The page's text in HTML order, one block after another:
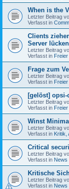
When is the
Letzter Beitrag
Verfasst in
Clients
Server
Letzter Beitrag
Verfasst in
Frage zum
Letzter Beitrag
Verfasst in
[gelöst]
Letzter Beitrag
Verfasst in
Winst
Letzter Beitrag
Verfasst in Kritik,
Critical
Letzter Beitrag
Verfasst in News
Kritische
Letzter Beitrag
Verfasst in News